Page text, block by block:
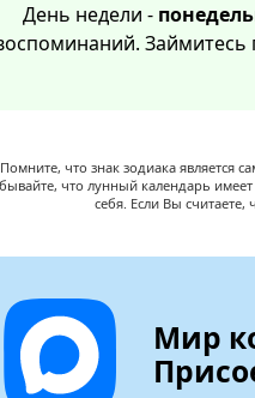
День недели -
Помните, что знак зодиака
что лунный календарь
себя. Если Вы
Мир